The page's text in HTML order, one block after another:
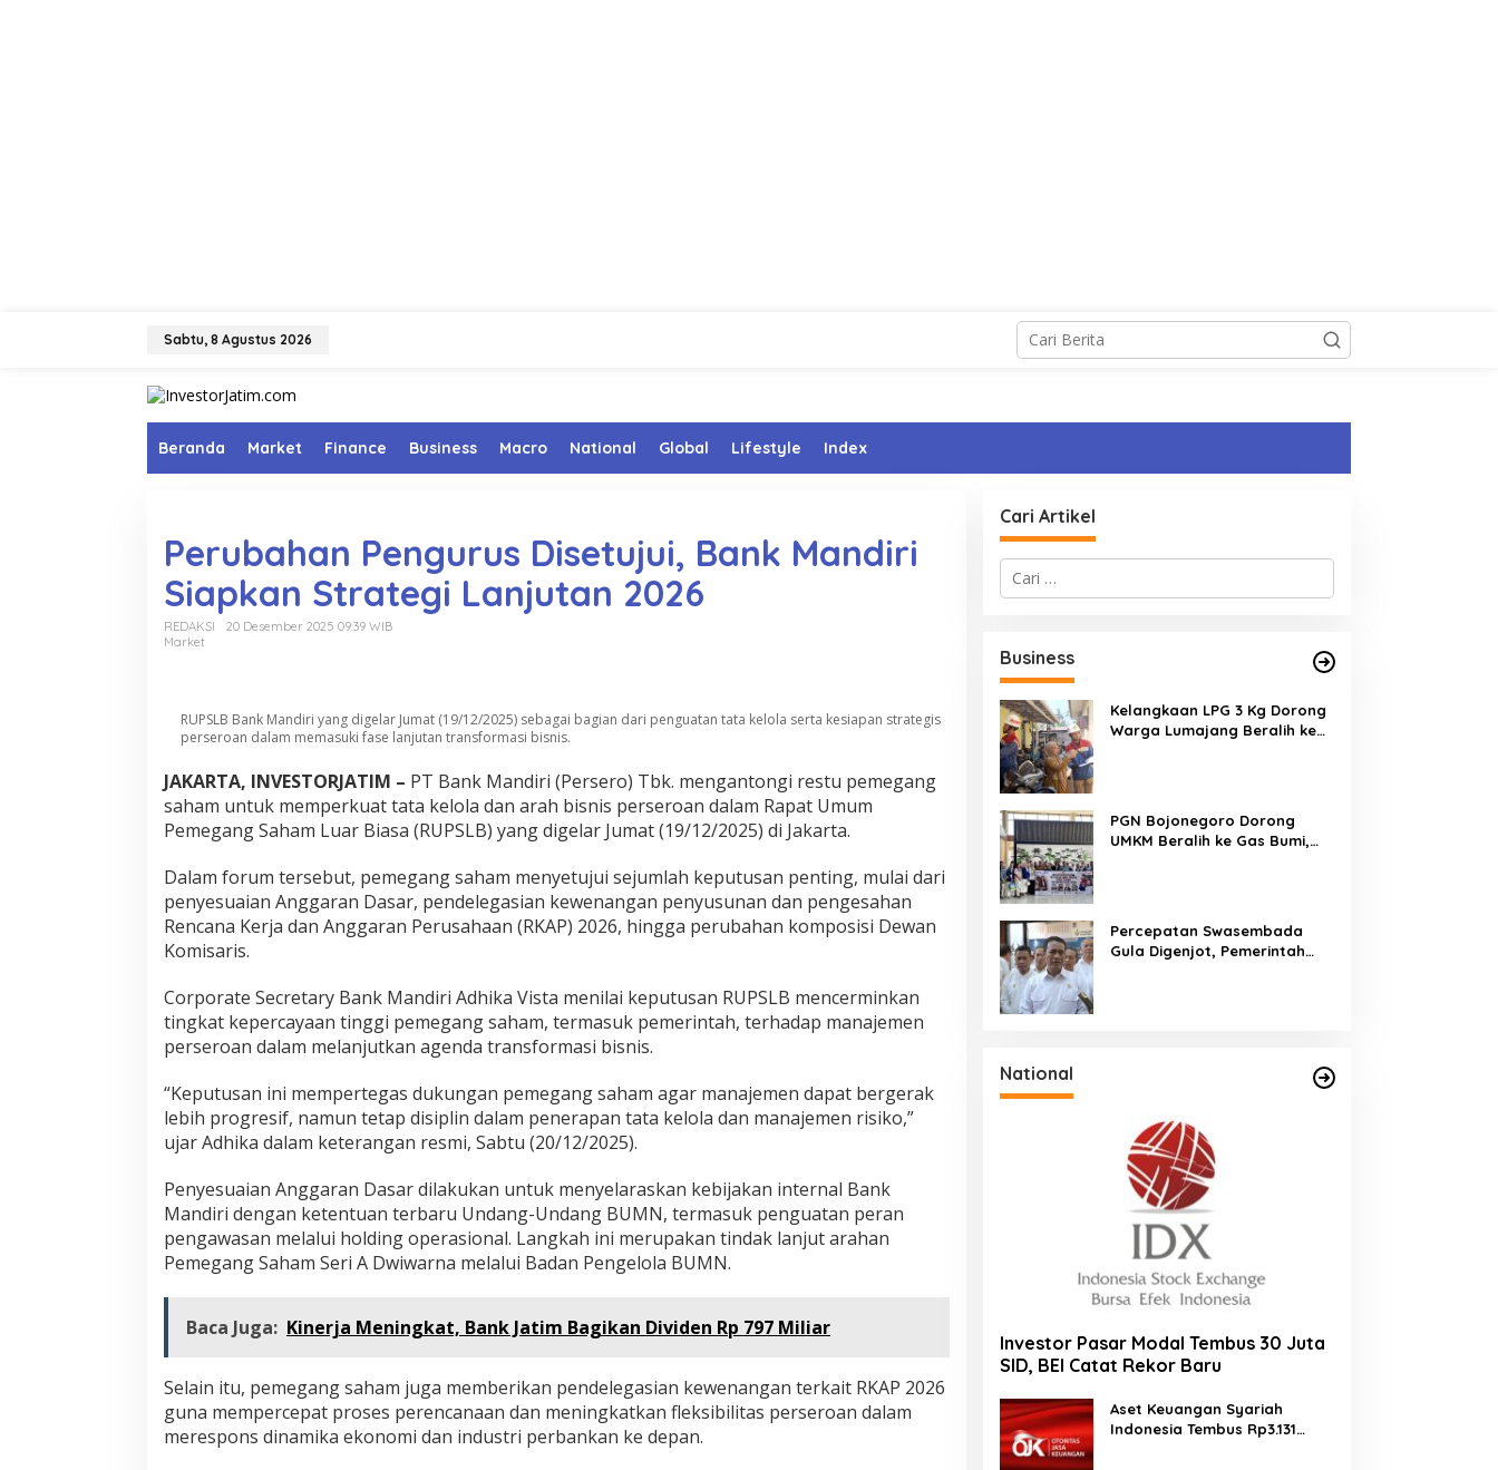
Sabtu, 8 Agustus 2026
Beranda Market Finance Business Macro National Global Lifestyle Index
Perubahan Pengurus Disetujui, Bank Mandiri
Siapkan Strategi Lanjutan 2026
REDAKSI
20 Desember 2025 09:39 WIB
Market
RUPSLB Bank Mandiri yang digelar Jumat (19/12/2025) sebagai bagian dari penguatan tata kelola serta kesiapan strategis
perseroan dalam memasuki fase lanjutan transformasi bisnis.
JAKARTA, INVESTORJATIM – PT Bank Mandiri (Persero) Tbk. mengantongi restu pemegang
saham untuk memperkuat tata kelola dan arah bisnis perseroan dalam Rapat Umum
Pemegang Saham Luar Biasa (RUPSLB) yang digelar Jumat (19/12/2025) di Jakarta.
Dalam forum tersebut, pemegang saham menyetujui sejumlah keputusan penting, mulai dari
penyesuaian Anggaran Dasar, pendelegasian kewenangan penyusunan dan pengesahan
Rencana Kerja dan Anggaran Perusahaan (RKAP) 2026, hingga perubahan komposisi Dewan
Komisaris.
Corporate Secretary Bank Mandiri Adhika Vista menilai keputusan RUPSLB mencerminkan
tingkat kepercayaan tinggi pemegang saham, termasuk pemerintah, terhadap manajemen
perseroan dalam melanjutkan agenda transformasi bisnis.
“Keputusan ini mempertegas dukungan pemegang saham agar manajemen dapat bergerak
lebih progresif, namun tetap disiplin dalam penerapan tata kelola dan manajemen risiko,”
ujar Adhika dalam keterangan resmi, Sabtu (20/12/2025).
Penyesuaian Anggaran Dasar dilakukan untuk menyelaraskan kebijakan internal Bank
Mandiri dengan ketentuan terbaru Undang-Undang BUMN, termasuk penguatan peran
pengawasan melalui holding operasional. Langkah ini merupakan tindak lanjut arahan
Pemegang Saham Seri A Dwiwarna melalui Badan Pengelola BUMN.
Baca Juga: Kinerja Meningkat, Bank Jatim Bagikan Dividen Rp 797 Miliar
Selain itu, pemegang saham juga memberikan pendelegasian kewenangan terkait RKAP 2026
guna mempercepat proses perencanaan dan meningkatkan fleksibilitas perseroan dalam
merespons dinamika ekonomi dan industri perbankan ke depan.
Cari Artikel
C
u
n
t
u
k
:
Business
Kelangkaan LPG 3 Kg Dorong
Warga Lumajang Beralih ke
PGN Bojonegoro Dorong
UMKM Beralih ke Gas Bumi,
Percepatan Swasembada
Gula Digenjot, Pemerintah
National
Investor Pasar Modal Tembus 30 Juta
SID, BEI Catat Rekor Baru
Aset Keuangan Syariah
Indonesia Tembus Rp3.131